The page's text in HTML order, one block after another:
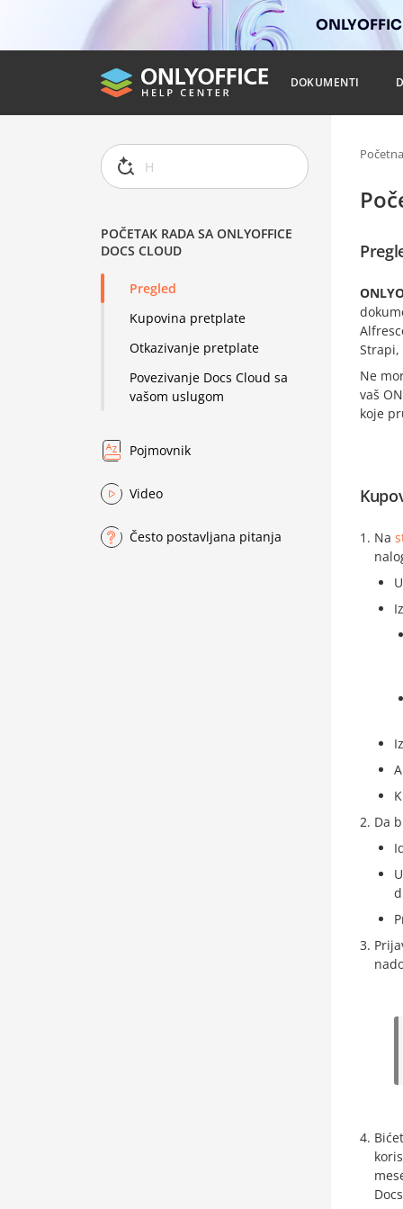
DOKUMENTI
POČETAK RADA SA ONLYOFFICE
DOCS CLOUD
Pregled
Kupovina pretplate
Otkazivanje pretplate
Povezivanje Docs Cloud sa
vašom uslugom
Pojmovnik
Video
Često postavljana pitanja
Početna
Strapi,
Ne
vaš
koje
Na
Da